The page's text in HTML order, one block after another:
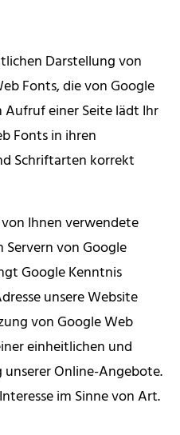
Darstellung von
Fonts, die von Google
einer Seite lädt Ihr
Fonts in ihren
Schriftarten korrekt
Ihnen verwendete
von Google
Google Kenntnis
unsere Website
von Google Web
einheitlichen und
Online-Angebote.
im Sinne von Art.